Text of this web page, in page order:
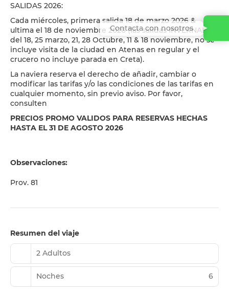
SALIDAS 2026:
Cada miércoles, primera salida 18 de marzo 2026 &
ultima el 18 de noviembre 2026 (las salidas INVERNALES
del 18, 25 marzo, 21, 28 Octubre, 11 & 18 noviembre, no se
incluye visita de la ciudad en Atenas en regular y el
crucero no incluye parada en Creta).
La naviera reserva el derecho de añadir, cambiar o
modificar las tarifas y/o las condiciones de las tarifas en
cualquier momento, sin previo aviso. Por favor,
consulten
PRECIOS PROMO VALIDOS PARA RESERVAS HECHAS
HASTA EL 31 DE AGOSTO 2026
Observaciones:
Prov. 81
Resumen del viaje
2 Adultos
Noches 6
Contacta con nosotros